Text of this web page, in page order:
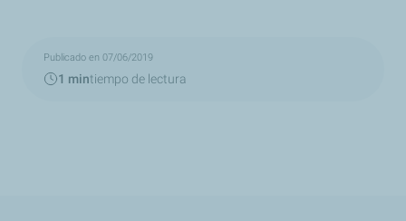
Publicado en 07/06/2019
1 mintiempo de lectura